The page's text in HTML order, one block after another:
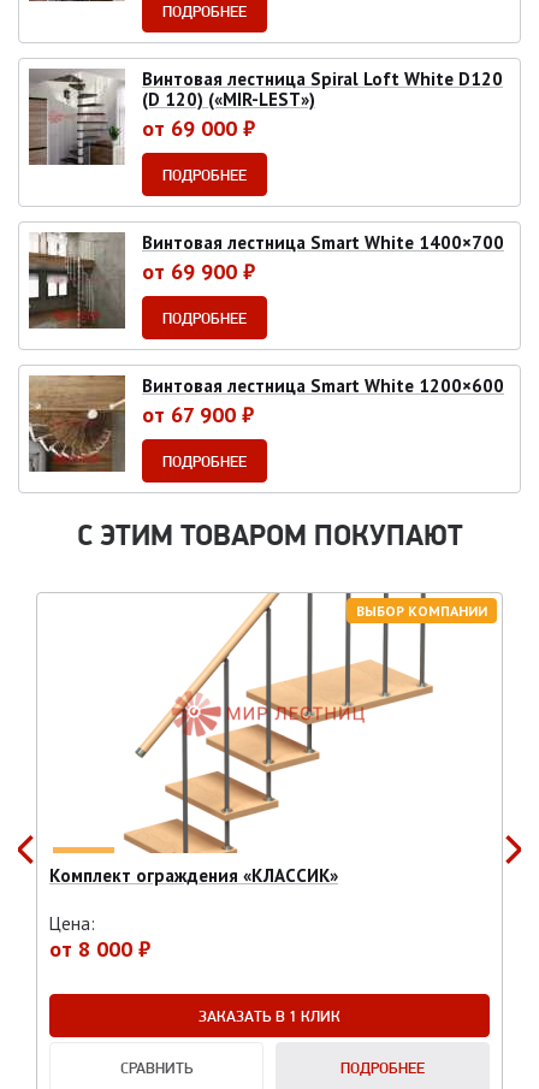
ПОДРОБНЕЕ
Винтовая лестница Spiral Loft White D120
(D 120) («MIR-LEST»)
от 69 000 ₽
ПОДРОБНЕЕ
Винтовая лестница Smart White 1400×700
от 69 900 ₽
ПОДРОБНЕЕ
Винтовая лестница Smart White 1200×600
от 67 900 ₽
ПОДРОБНЕЕ
С ЭТИМ ТОВАРОМ ПОКУПАЮТ
ВЫБОР КОМПАНИИ
Комплект ограждения «КЛАССИК»
Цена:
от 8 000 ₽
ЗАКАЗАТЬ В 1 КЛИК
СРАВНИТЬ ПОДРОБНЕЕ